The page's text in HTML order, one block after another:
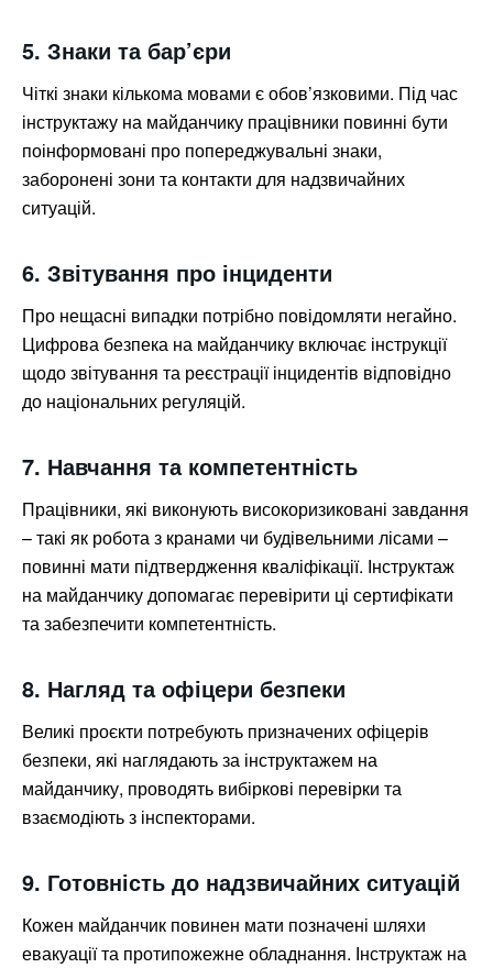
5. Знаки та бар’єри
Чіткі знаки кількома мовами є обов’язковими. Під час
інструктажу на майданчику працівники повинні бути
поінформовані про попереджувальні знаки,
заборонені зони та контакти для надзвичайних
ситуацій.
6. Звітування про інциденти
Про нещасні випадки потрібно повідомляти негайно.
Цифрова безпека на майданчику включає інструкції
щодо звітування та реєстрації інцидентів відповідно
до національних регуляцій.
7. Навчання та компетентність
Працівники, які виконують високоризиковані завдання
– такі як робота з кранами чи будівельними лісами –
повинні мати підтвердження кваліфікації. Інструктаж
на майданчику допомагає перевірити ці сертифікати
та забезпечити компетентність.
8. Нагляд та офіцери безпеки
Великі проєкти потребують призначених офіцерів
безпеки, які наглядають за інструктажем на
майданчику, проводять вибіркові перевірки та
взаємодіють з інспекторами.
9. Готовність до надзвичайних ситуацій
Кожен майданчик повинен мати позначені шляхи
евакуації та протипожежне обладнання. Інструктаж на